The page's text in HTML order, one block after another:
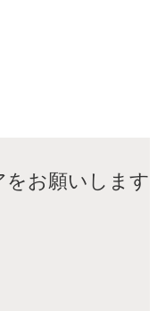
をお願いします